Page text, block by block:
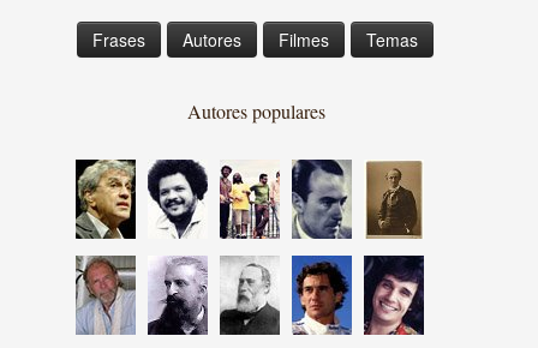
Frases Autores Filmes Temas
Autores populares